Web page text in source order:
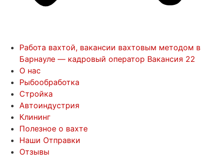
Работа вахтой, вакансии вахтовым методом в
Барнауле — кадровый оператор Вакансия 22
О нас
Рыбообработка
Стройка
Автоиндустрия
Клининг
Полезное о вахте
Наши Отправки
Отзывы